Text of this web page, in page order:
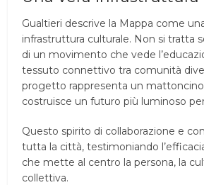
Gualtieri descrive la Mappa come
infrastruttura culturale. Non si tratta
di un movimento che vede
tessuto connettivo tra comunità
progetto rappresenta un
costruisce un futuro più luminoso
Questo spirito di collaborazione e
tutta la città, testimoniando
che mette al centro la persona, la
collettiva.